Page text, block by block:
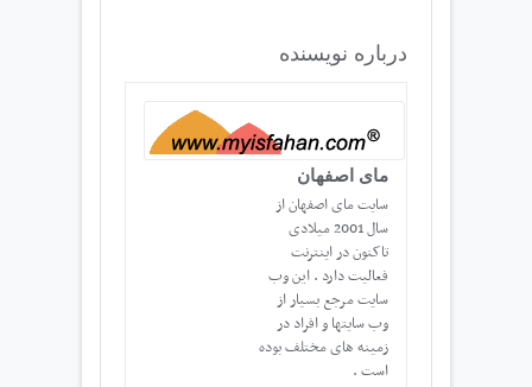
درباره نویسنده
مای اصفهان
سایت مای اصفهان از
سال 2001 میلادی
تاکنون در اینترنت
فعالیت دارد . این وب
سایت مرجع بسیار از
وب سایتها و افراد در
زمینه های مختلف بوده
است .